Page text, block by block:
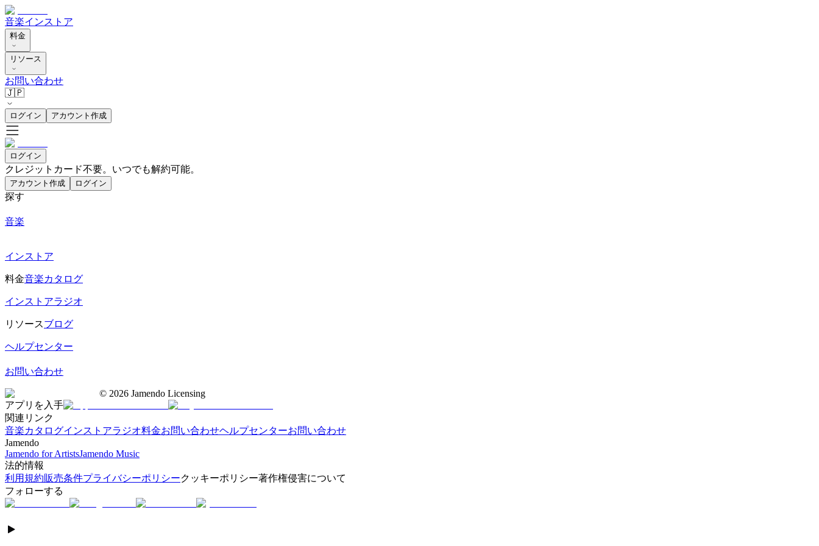
音楽インストア
料金
リソース
お問い合わせ
🇯🇵
ログイン アカウント作成
ログイン
クレジットカード不要。いつでも解約可能。
アカウント作成 ログイン
探す
音楽
インストア
料金音楽カタログ
インストアラジオ
リソースブログ
ヘルプセンター
お問い合わせ
© 2026 Jamendo Licensing
アプリを入手
関連リンク
音楽カタログインストアラジオ料金お問い合わせヘルプセンターお問い合わせ
Jamendo
Jamendo for ArtistsJamendo Music
法的情報
利用規約販売条件プライバシーポリシークッキーポリシー著作権侵害について
フォローする